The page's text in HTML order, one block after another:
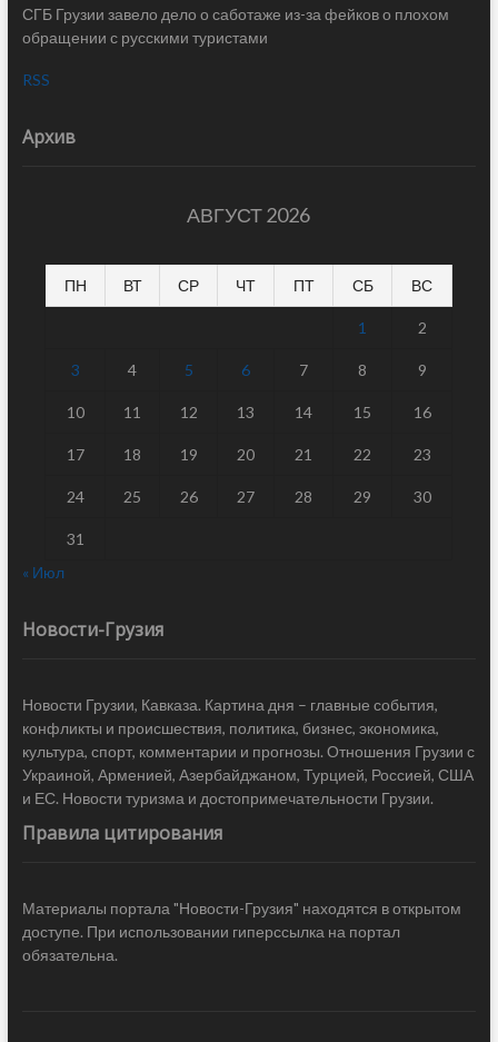
СГБ Грузии завело дело о саботаже из-за фейков о плохом
обращении с русскими туристами
RSS
Архив
АВГУСТ 2026
ПН ВТ СР ЧТ ПТ СБ ВС
1 2
3 4 5 6 7 8 9
10 11 12 13 14 15 16
17 18 19 20 21 22 23
24 25 26 27 28 29 30
31
« Июл
Новости-Грузия
Новости Грузии, Кавказа. Картина дня – главные события,
конфликты и происшествия, политика, бизнес, экономика,
культура, спорт, комментарии и прогнозы. Отношения Грузии с
Украиной, Арменией, Азербайджаном, Турцией, Россией, США
и ЕС. Новости туризма и достопримечательности Грузии.
Правила цитирования
Материалы портала "Новости-Грузия" находятся в открытом
доступе. При использовании гиперссылка на портал
обязательна.